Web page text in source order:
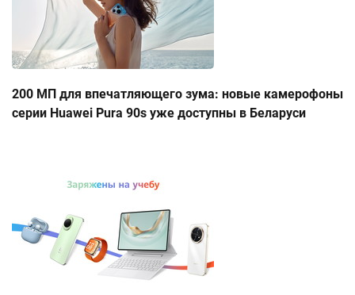
200 МП для впечатляющего зума: новые камерофоны
серии Huawei Pura 90s уже доступны в Беларуси